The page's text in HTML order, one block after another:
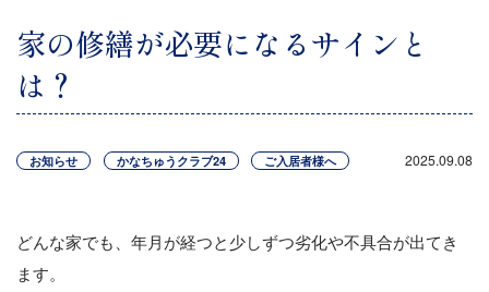
家の修繕が必要になるサインと
は？
お知らせ かなちゅうクラブ24 ご入居者様へ 2025.09.08
どんな家でも、年月が経つと少しずつ劣化や不具合が出てき
ます。